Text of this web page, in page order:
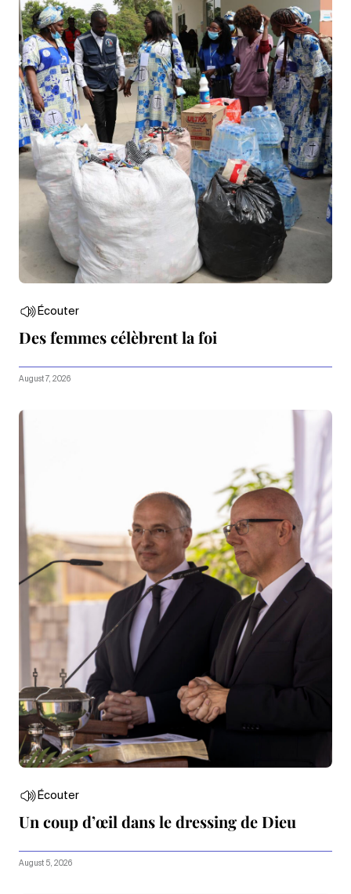
Écouter
Des femmes célèbrent la foi
August 7, 2026
Écouter
Un coup d’œil dans le dressing de Dieu
August 5, 2026